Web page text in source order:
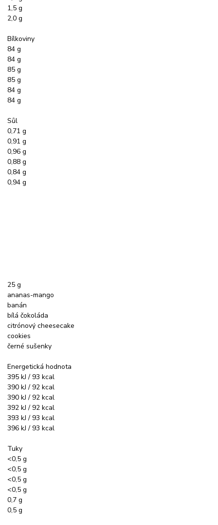
1,5 g
2,0 g
Bílkoviny
84 g
84 g
85 g
85 g
84 g
84 g
Sůl
0,71 g
0,91 g
0,96 g
0,88 g
0,84 g
0,94 g
25 g
ananas-mango
banán
bílá čokoláda
citrónový cheesecake
cookies
černé sušenky
Energetická hodnota
395 kJ / 93 kcal
390 kJ / 92 kcal
390 kJ / 92 kcal
392 kJ / 92 kcal
393 kJ / 93 kcal
396 kJ / 93 kcal
Tuky
<0,5 g
<0,5 g
<0,5 g
<0,5 g
0,7 g
0,5 g